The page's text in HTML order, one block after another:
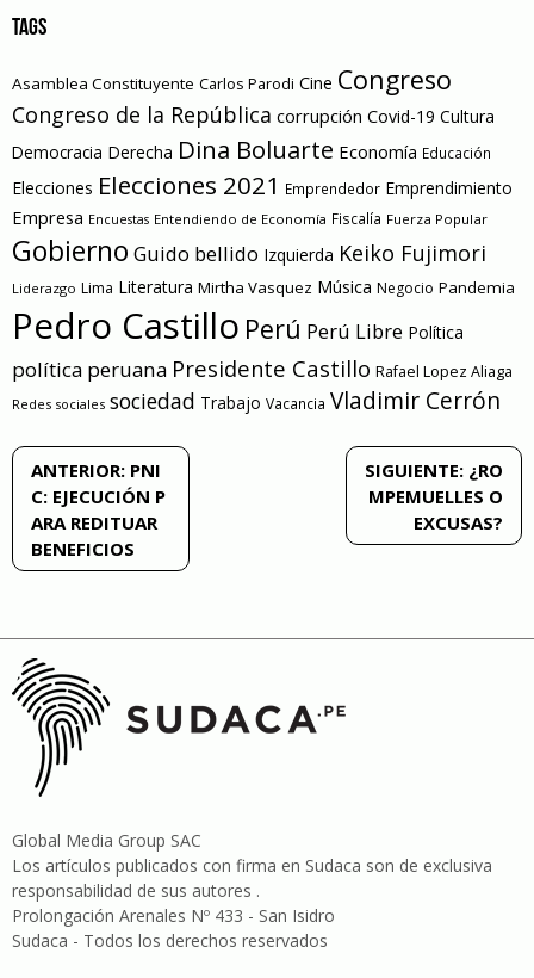
TAGS
Asamblea Constituyente Carlos Parodi Cine Congreso
Congreso de la República corrupción Covid-19 Cultura
Democracia Derecha Dina Boluarte Economía Educación
Elecciones Elecciones 2021 Emprendedor Emprendimiento
Empresa Encuestas Entendiendo de Economía Fiscalía Fuerza Popular
Gobierno Guido bellido Izquierda Keiko Fujimori
Liderazgo Lima Literatura Mirtha Vasquez Música Negocio Pandemia
Pedro Castillo Perú Perú Libre Política
política peruana Presidente Castillo Rafael Lopez Aliaga
Redes sociales sociedad Trabajo Vacancia Vladimir Cerrón
Navegación
de
entradas
ANTERIOR: PNI
C: EJECUCIÓN P
ARA REDITUAR
BENEFICIOS
SIGUIENTE: ¿RO
MPEMUELLES O
EXCUSAS?
Global Media Group SAC
Los artículos publicados con firma en Sudaca son de exclusiva
responsabilidad de sus autores .
Prolongación Arenales Nº 433 - San Isidro
Sudaca - Todos los derechos reservados